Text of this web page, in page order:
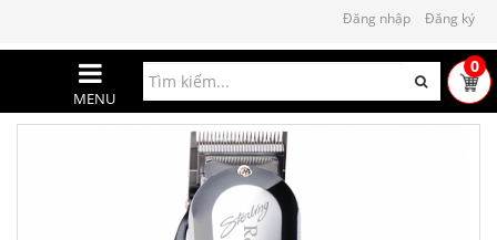
Đăng nhập Đăng ký
MENU
0